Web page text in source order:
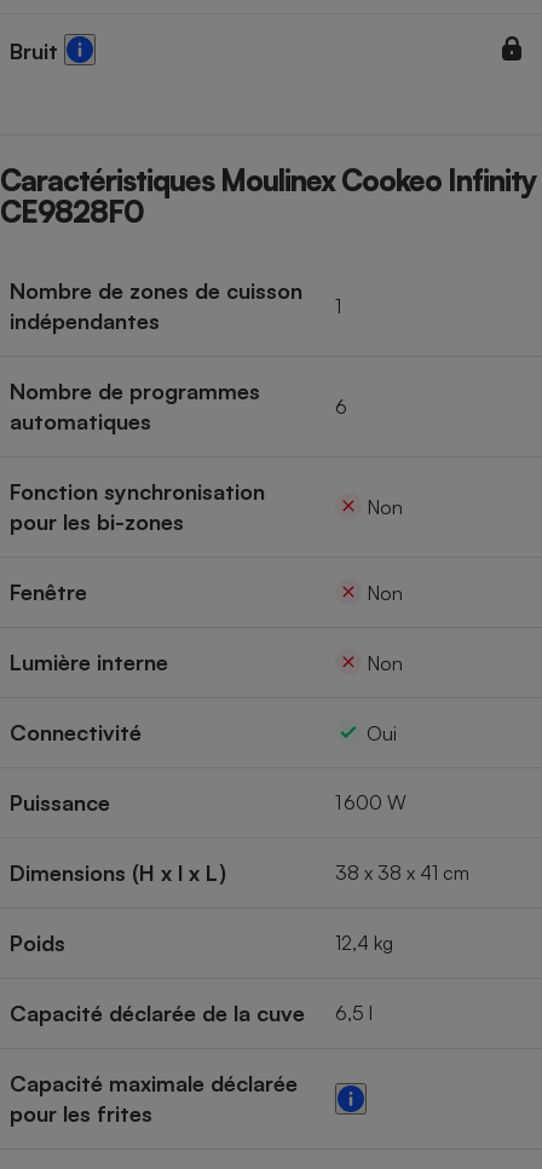
Bruit
Caractéristiques Moulinex Cookeo Infinity
CE9828F0
Nombre de zones de cuisson
indépendantes
1
Nombre de programmes
automatiques
6
Fonction synchronisation
pour les bi-zones
Non
Fenêtre Non
Lumière interne Non
Connectivité Oui
Puissance 1 600 W
Dimensions (H x l x L) 38 x 38 x 41 cm
Poids 12,4 kg
Capacité déclarée de la cuve 6,5 l
Capacité maximale déclarée
pour les frites